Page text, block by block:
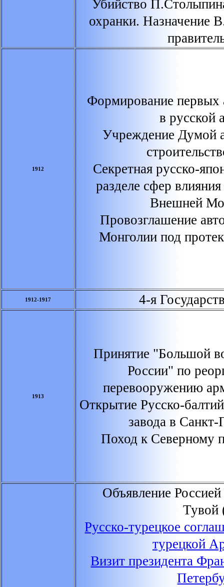
Убийство
охранки. Назначение
1912
Формирование первых
в русской
Учреждение Думой
Секретная русско-
разделе сфер
Внешней
Провозглашение
Монголии под
1912-1917 4-я
1913
Принятие "Большой
России" по
перевооружению
Открытие Русско-
завода в Санкт-
Поход к Северному
Объявление Россией
Тувой
Русско-турецкое
турецкой
Визит президента